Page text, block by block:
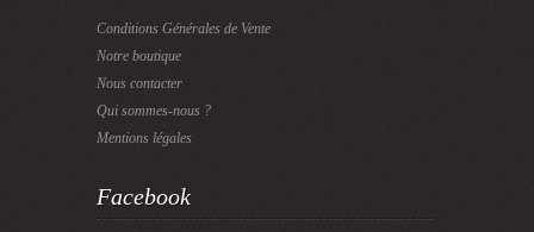
Conditions Générales de Vente
Notre boutique
Nous contacter
Qui sommes-nous ?
Mentions légales
Facebook